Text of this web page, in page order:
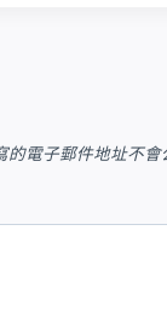
的電子郵件地址不會